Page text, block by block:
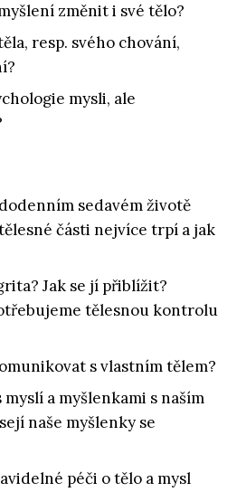
změnit i své tělo?
resp. svého chování,
mysli, ale
sedavém životě
části nejvíce trpí a jak
Jak se jí přiblížit?
tělesnou kontrolu
s vlastním tělem?
myslí a myšlenkami s naším
naše myšlenky se
péči o tělo a mysl